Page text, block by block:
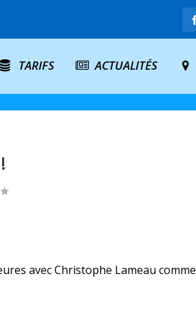
TARIFS ACTUALITÉS
avec Christophe Lameau comme